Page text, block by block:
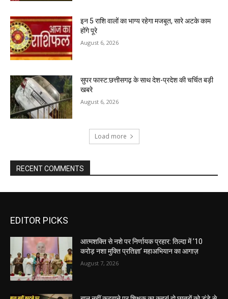
इन 5 राशि वालों का भाग्य रहेगा मजबूत, सारे अटके काम
होंगे पूरे
August 6, 2026
सुपर फास्ट:छत्तीसगढ़ के साथ देश-प्रदेश की चर्चित बड़ी
खबरे
August 6, 2026
Load more
RECENT COMMENTS
EDITOR PICKS
आत्मशक्ति से नशे पर निर्णायक प्रहार: तिल्दा में ’10
करोड़ नशा मुक्ति प्रतिज्ञा’ महाअभियान का आगाज़
August 7, 2026